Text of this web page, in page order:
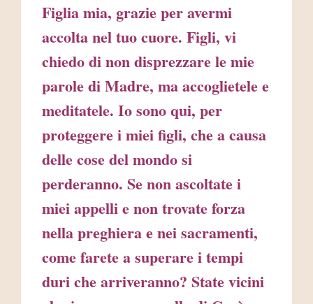
Figlia mia, grazie per avermi
accolta nel tuo cuore. Figli, vi
chiedo di non disprezzare le mie
parole di Madre, ma accoglietele e
meditatele. Io sono qui, per
proteggere i miei figli, che a causa
delle cose del mondo si
perderanno. Se non ascoltate i
miei appelli e non trovate forza
nella preghiera e nei sacramenti,
come farete a superare i tempi
duri che arriveranno? State vicini